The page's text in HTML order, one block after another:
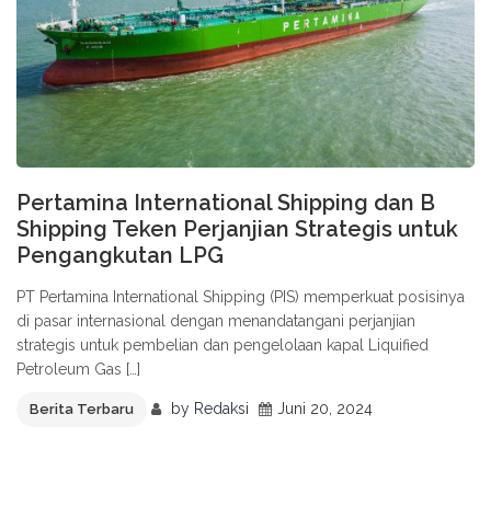
Pertamina International Shipping dan B
Shipping Teken Perjanjian Strategis untuk
Pengangkutan LPG
PT Pertamina International Shipping (PIS) memperkuat posisinya
di pasar internasional dengan menandatangani perjanjian
strategis untuk pembelian dan pengelolaan kapal Liquified
Petroleum Gas […]
Berita Terbaru by Redaksi Juni 20, 2024